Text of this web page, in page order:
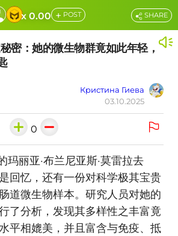
x 0.00 + POST
密：她的微生物群竟如此年轻，
Кристина Гиева
03.10.2025
SHARE
0
玛丽亚·布兰尼亚斯·莫雷拉去
回忆，还有一份对科学极其宝贵
微生物样本。研究人员对她的
了分析，发现其多样性之丰富竟
平相媲美，并且富含与免疫、抵